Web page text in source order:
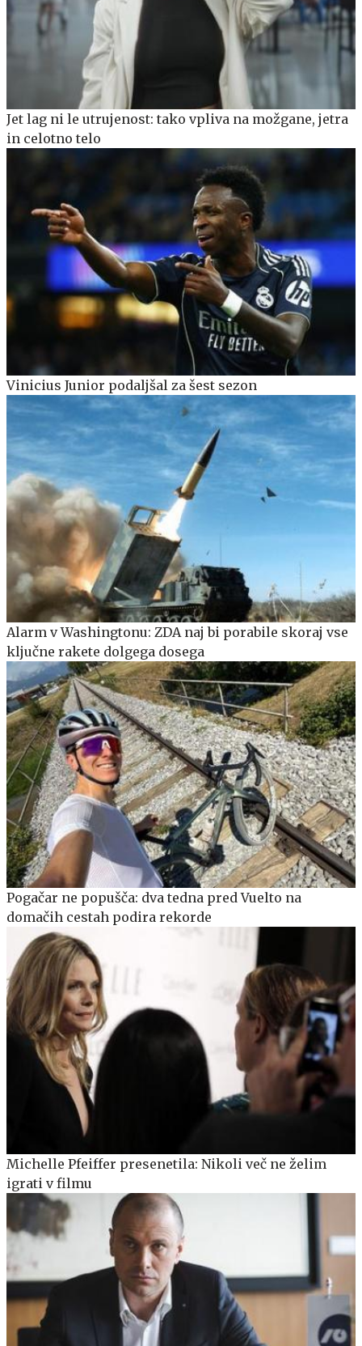
Jet lag ni le utrujenost: tako vpliva na možgane, jetra
in celotno telo
Vinicius Junior podaljšal za šest sezon
Alarm v Washingtonu: ZDA naj bi porabile skoraj vse
ključne rakete dolgega dosega
Pogačar ne popušča: dva tedna pred Vuelto na
domačih cestah podira rekorde
Michelle Pfeiffer presenetila: Nikoli več ne želim
igrati v filmu